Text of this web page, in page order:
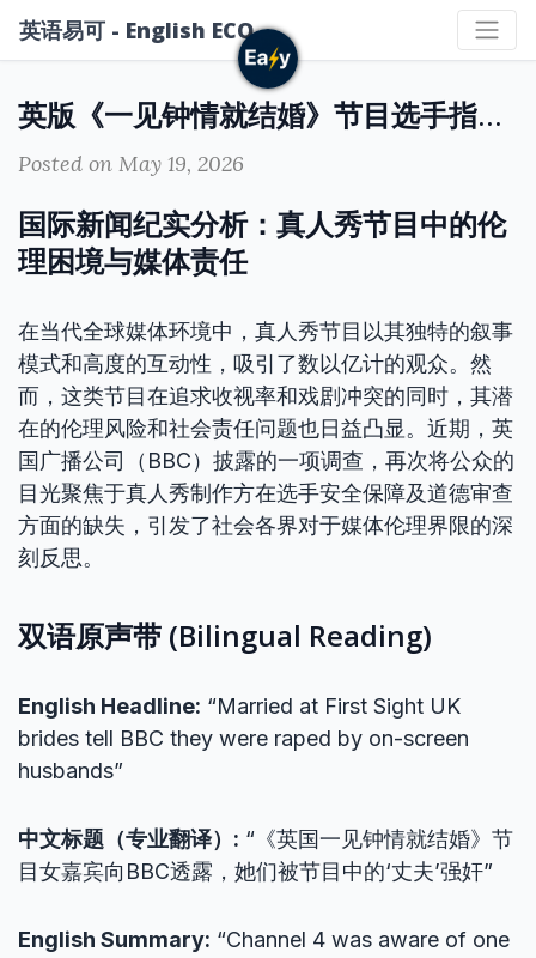
英语易可 - English ECO
英版《一见钟情就结婚》节目选手指控遭性侵事件引发媒体伦理关注
Posted on May 19, 2026
国际新闻纪实分析：真人秀节目中的伦
理困境与媒体责任
在当代全球媒体环境中，真人秀节目以其独特的叙事
模式和高度的互动性，吸引了数以亿计的观众。然
而，这类节目在追求收视率和戏剧冲突的同时，其潜
在的伦理风险和社会责任问题也日益凸显。近期，英
国广播公司（BBC）披露的一项调查，再次将公众的
目光聚焦于真人秀制作方在选手安全保障及道德审查
方面的缺失，引发了社会各界对于媒体伦理界限的深
刻反思。
双语原声带 (Bilingual Reading)
English Headline: “Married at First Sight UK
brides tell BBC they were raped by on-screen
husbands”
中文标题（专业翻译）: “《英国一见钟情就结婚》节
目女嘉宾向BBC透露，她们被节目中的‘丈夫’强奸”
English Summary: “Channel 4 was aware of one